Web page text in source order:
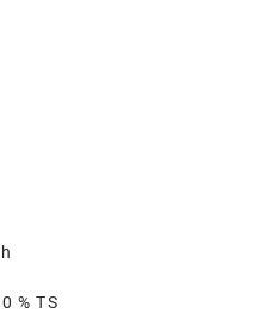
% TS